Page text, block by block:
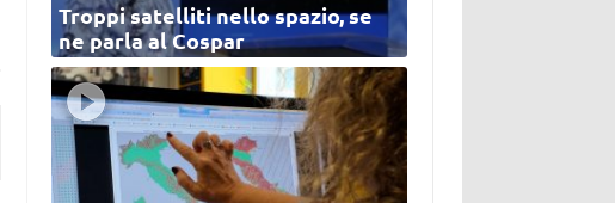
Troppi satelliti nello spazio, se
ne parla al Cospar